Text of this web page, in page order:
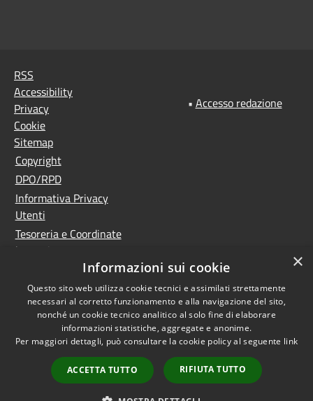
RSS
Accessibility
Privacy
Cookie
Sitemap
Copyright
DPO/RPD
Informativa Privacy
Utenti
Tesoreria e Coordinate
bancarie
Controlla la tua posta
PNRR (Piano Nazionale
di Ripresa e Resilienza)
Meccanismo di feedback
Whistleblowing
Dichiarazione di
accessibilità
• Accesso redazione
×
Informazioni sui cookie
Questo sito web utilizza cookie tecnici e assimilati strettamente
necessari al corretto funzionamento e alla navigazione del sito,
nonché un cookie tecnico analitico al solo fine di elaborare
informazioni statistiche, aggregate e anonime.
Per maggiori dettagli, può consultare la cookie policy al seguente link
ACCETTA TUTTO RIFIUTA TUTTO